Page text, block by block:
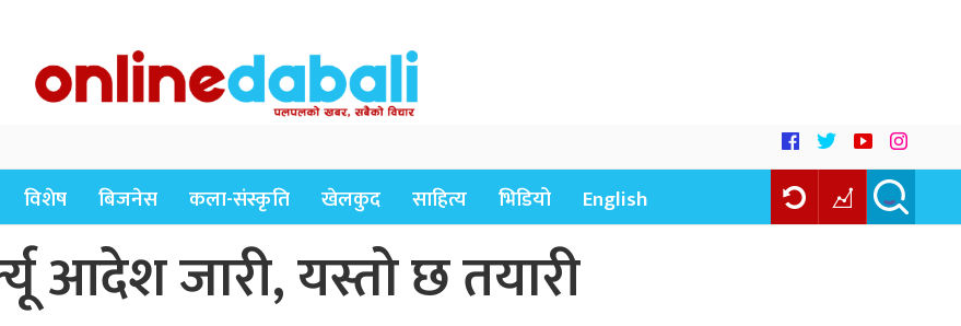
विशेष बिजनेस कला-संस्कृति खेलकुद साहित्य भिडियो English
आदेश जारी, यस्तो छ तयारी